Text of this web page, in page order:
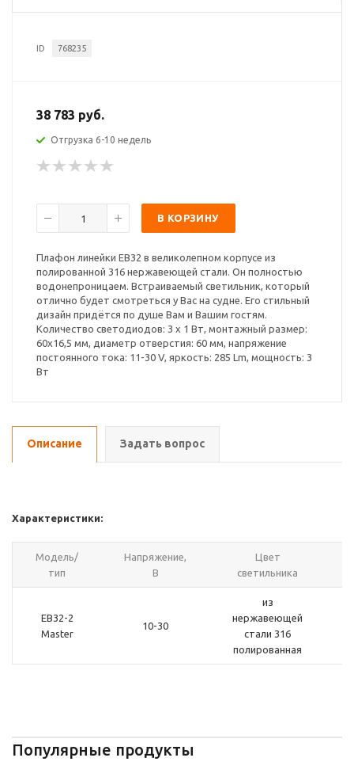
ID 768235
38 783 руб.
Отгрузка 6-10 недель
В КОРЗИНУ
Плафон линейки EB32 в великолепном корпусе из
полированной 316 нержавеющей стали. Он полностью
водонепроницаем. Встраиваемый светильник, который
отлично будет смотреться у Вас на судне. Его стильный
дизайн придётся по душе Вам и Вашим гостям.
Количество светодиодов: 3 х 1 Вт, монтажный размер:
60х16,5 мм, диаметр отверстия: 60 мм, напряжение
постоянного тока: 11-30 V, яркость: 285 Lm, мощность: 3
Вт
Описание Задать вопрос
Характеристики:
Модель/
тип
Напряжение,
В
Цвет
светильника
EB32-2
Master
10-30
из
нержавеющей
стали 316
полированная
Популярные продукты